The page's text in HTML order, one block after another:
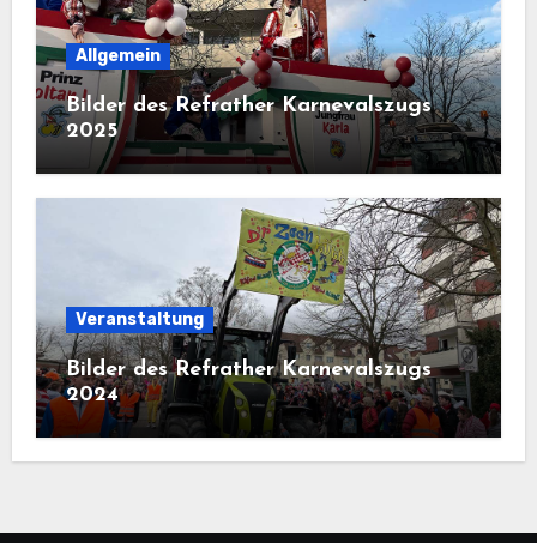
Allgemein
Bilder des Refrather Karnevalszugs
2025
Veranstaltung
Bilder des Refrather Karnevalszugs
2024